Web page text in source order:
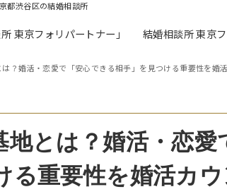
都渋谷区の結婚相談所
東京フォリパートナー」 結婚相談所 東京
は？婚活・恋愛で「安心できる相手」を見つける重要性を婚
地とは？婚活・恋愛
る重要性を婚活カ